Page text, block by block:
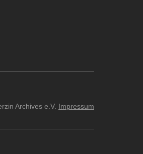
Archives e.V. Impressum